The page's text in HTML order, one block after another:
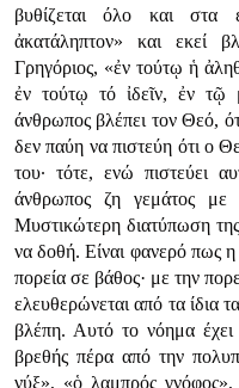
βυθίζεται όλο και στα
ἀκατάληπτον» και εκεί
Γρηγόριος, «ἐν τούτῳ ἡ
ἐν τούτῳ τό ἰδεῖν, ἐν τῷ
άνθρωπος βλέπει τον Θεό,
δεν παύη να πιστεύη ότι ο
του· τότε, ενώ πιστεύει
άνθρωπος ζη γεμάτος με
Μυστικώτερη διατύπωση
να δοθή. Είναι φανερό πως η
πορεία σε βάθος· με την
ελευθερώνεται από τα ίδια
βλέπη. Αυτό το νόημα έχει
βρεθής πέρα από την
νύξ», «ὁ λαμπρός